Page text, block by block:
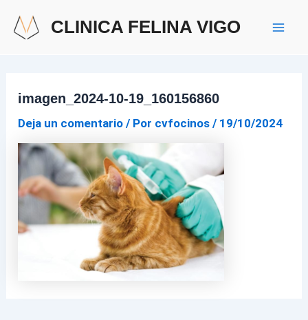
CLINICA FELINA VIGO
imagen_2024-10-19_160156860
Deja un comentario / Por cvfocinos/ 19/10/2024
de